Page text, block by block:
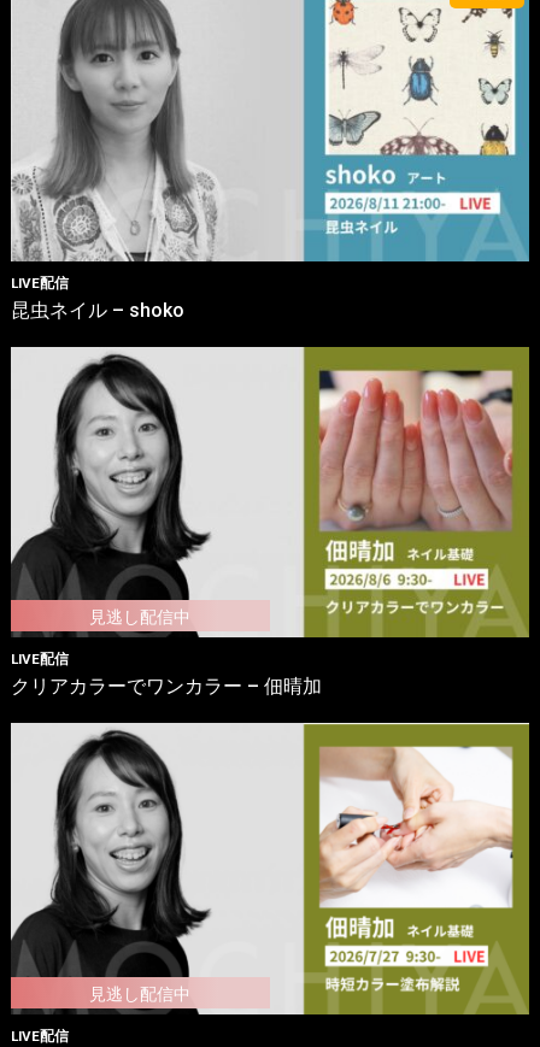
LIVE配信
昆虫ネイル – shoko
LIVE配信
クリアカラーでワンカラー – 佃晴加
LIVE配信